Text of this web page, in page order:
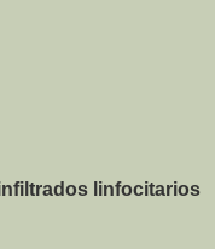
linfocitarios